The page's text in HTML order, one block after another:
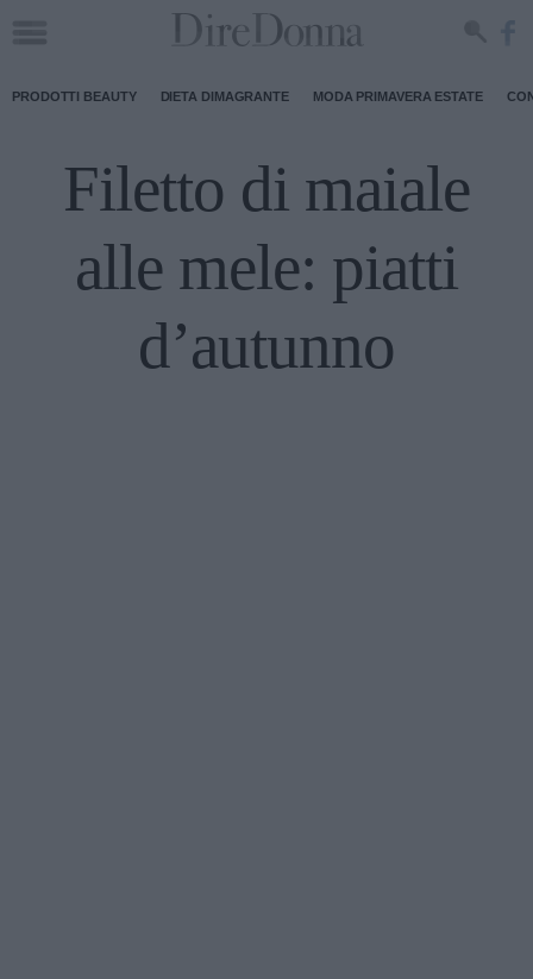
PRODOTTI BEAUTY DIETA DIMAGRANTE MODA PRIMAVERA ESTATE
Filetto di maiale
alle mele: piatti
d’autunno